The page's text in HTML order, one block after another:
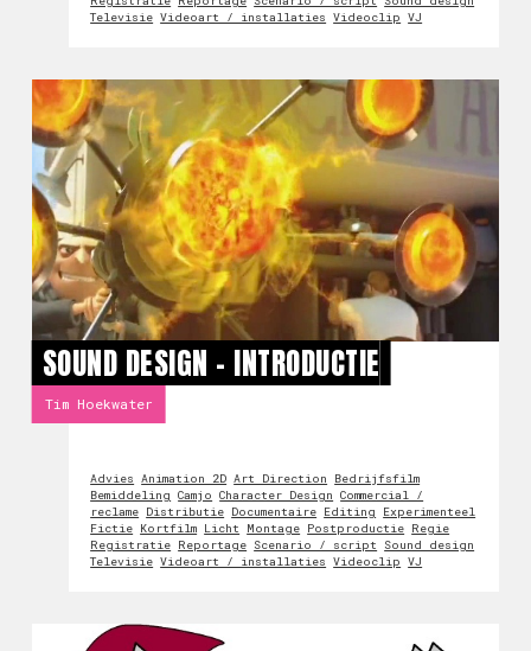
Televisie Videoart / installaties Videoclip VJ
SOUND DESIGN - INTRODUCTIE
Tim Hoekwater
Advies Animation 2D Art Direction
Bedrijfsfilm
Bemiddeling Camjo Character Design Commercial /
reclame Distributie Documentaire Editing
Experimenteel
Fictie Kortfilm Licht Montage Postproductie Regie
Registratie Reportage Scenario / script
Sound design
Televisie Videoart / installaties Videoclip VJ